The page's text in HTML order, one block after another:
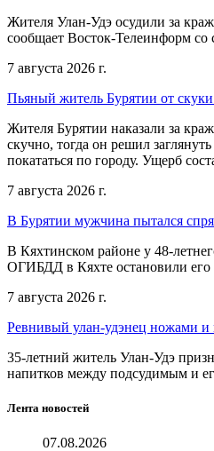
Жителя Улан-Удэ осудили за
сообщает Восток-Телеинформ
7 августа 2026 г.
Пьяный житель Бурятии от скуки
Жителя Бурятии наказали за
скучно, тогда он решил
покататься по городу. Ущерб
7 августа 2026 г.
В Бурятии мужчина пытался
В Кяхтинском районе у 48-
ОГИБДД в Кяхте остановили его
7 августа 2026 г.
Ревнивый улан-удэнец ножами и
35-летний житель Улан-Удэ
напитков между подсудимым и
Лента новостей
07.08.2026